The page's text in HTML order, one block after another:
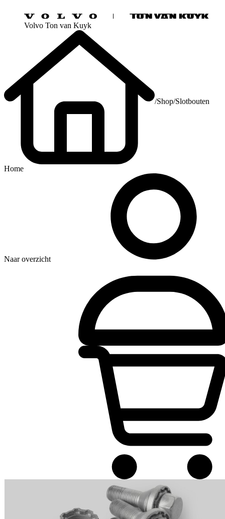
Volvo Ton van Kuyk
Home
/Shop/Slotbouten
Naar overzicht